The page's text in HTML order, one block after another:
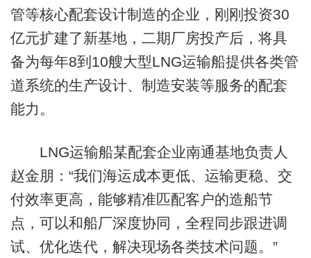
管等核心配套设计制造的企业，刚刚投资30
亿元扩建了新基地，二期厂房投产后，将具
备为每年8到10艘大型LNG运输船提供各类管
道系统的生产设计、制造安装等服务的配套
能力。
LNG运输船某配套企业南通基地负责人
赵金朋：“我们海运成本更低、运输更稳、交
付效率更高，能够精准匹配客户的造船节
点，可以和船厂深度协同，全程同步跟进调
试、优化迭代，解决现场各类技术问题。”